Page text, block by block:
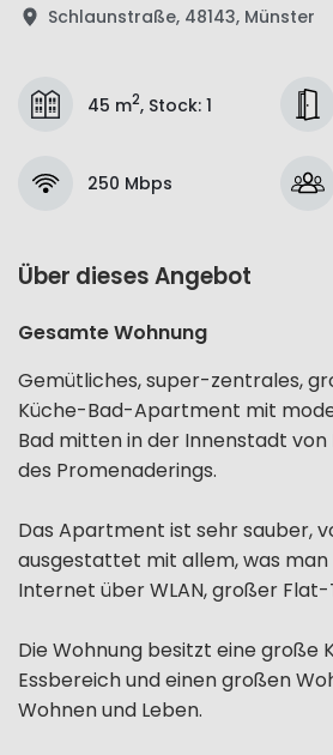
Schlaunstraße, 48143, Münster
45 m2, Stock: 1
250 Mbps
Über dieses Angebot
Gesamte Wohnung
Gemütliches, super-zentrales,
Küche-Bad-Apartment mit
Bad mitten in der Innenstadt
des Promenaderings.
Das Apartment ist sehr sauber,
ausgestattet mit allem, was
Internet über WLAN, großer
Die Wohnung besitzt eine große
Essbereich und einen großen
Wohnen und Leben.